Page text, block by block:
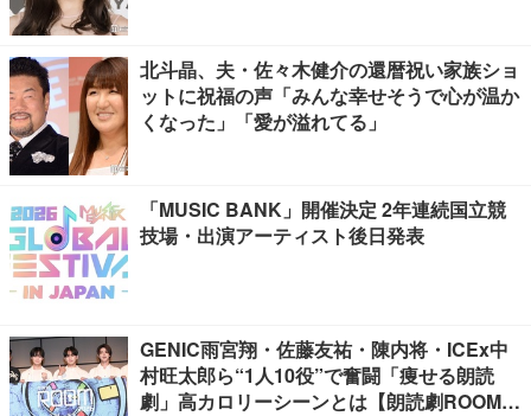
北斗晶、夫・佐々木健介の還暦祝い家族ショ
ットに祝福の声「みんな幸せそうで心が温か
くなった」「愛が溢れてる」
「MUSIC BANK」開催決定 2年連続国立競
技場・出演アーティスト後日発表
GENIC雨宮翔・佐藤友祐・陳内将・ICEx中
村旺太郎ら“1人10役”で奮闘「痩せる朗読
劇」高カロリーシーンとは【朗読劇ROOM2